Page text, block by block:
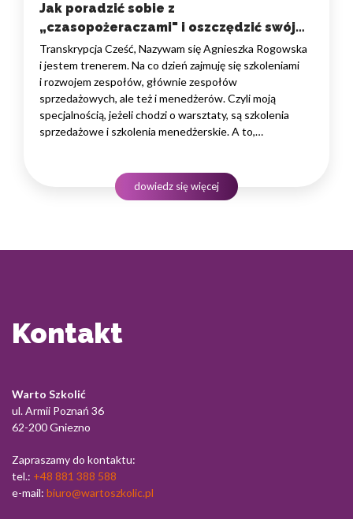
Jak poradzić sobie z
„czasopożeraczami" i oszczędzić swój
czas?
Transkrypcja Cześć, Nazywam się Agnieszka Rogowska
i jestem trenerem. Na co dzień zajmuję się szkoleniami
i rozwojem zespołów, głównie zespołów
sprzedażowych, ale też i menedżerów. Czyli moją
specjalnością, jeżeli chodzi o warsztaty, są szkolenia
sprzedażowe i szkolenia menedżerskie. A to,
na co dzień, na co dzień w pracy. To jest obszar związany
z planowaniem, wyznaczaniem sobie zadań, celów.…
dowiedz się więcej
Kontakt
Warto Szkolić
ul. Armii Poznań 36
62-200 Gniezno
Zapraszamy do kontaktu:
tel.: +48 881 388 588
e-mail: biuro@wartoszkolic.pl